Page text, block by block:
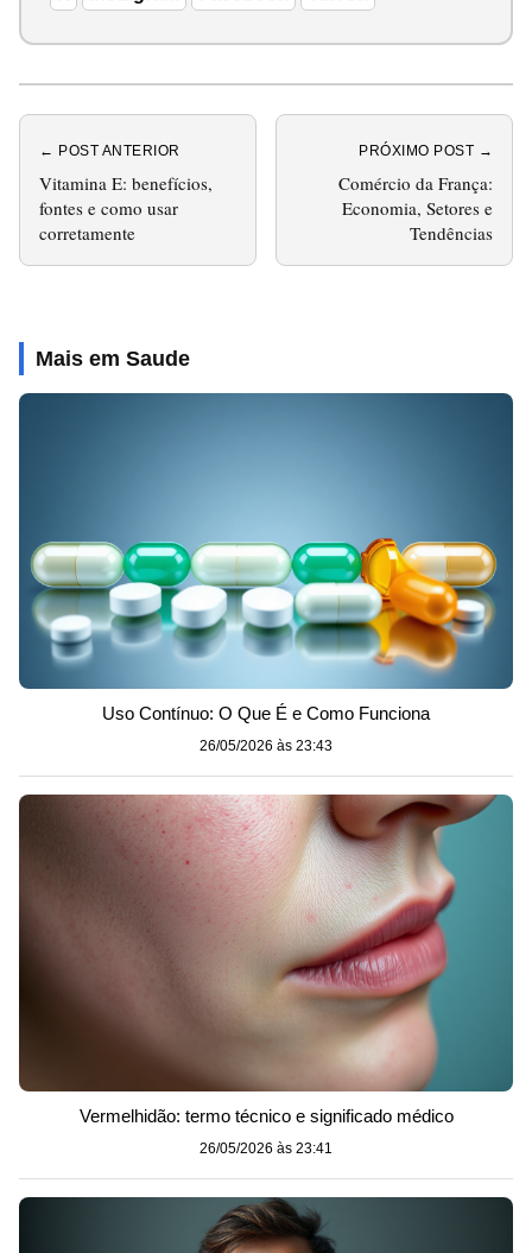
← POST ANTERIOR
Vitamina E: benefícios,
fontes e como usar
corretamente
PRÓXIMO POST →
Comércio da França:
Economia, Setores e
Tendências
Mais em Saude
Uso Contínuo: O Que É e Como Funciona
26/05/2026 às 23:43
Vermelhidão: termo técnico e significado médico
26/05/2026 às 23:41